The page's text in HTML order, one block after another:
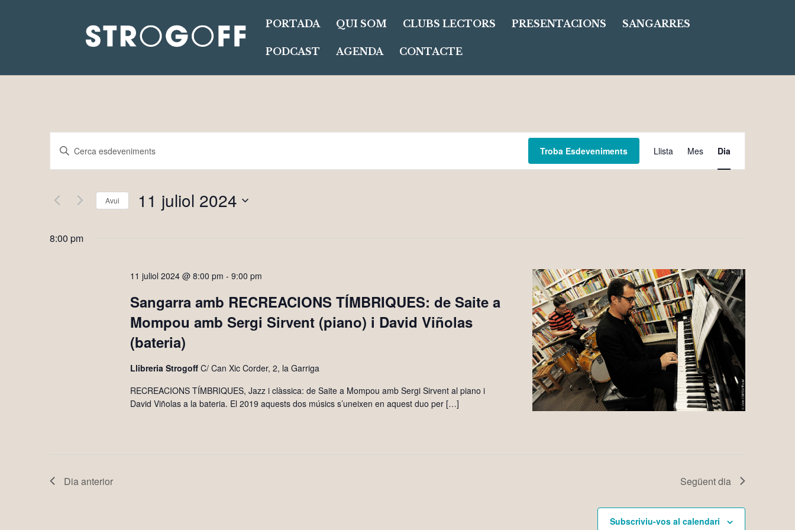
PORTADA QUI SOM CLUBS LECTORS PRESENTACIONS SANGARRES
PODCAST AGENDA CONTACTE
visual
cerca
d'Esdeveniments
Introduïu
clau.
Troba Esdeveniments
de
visualitzacions
Llista Mes Dia
Avui 11 juliol 2024
8:00 pm
11 juliol 2024 @ 8:00 pm - 9:00 pm
Sangarra amb RECREACIONS TÍMBRIQUES: de Saite a
Mompou amb Sergi Sirvent (piano) i David Viñolas
(bateria)
Llibreria Strogoff C/ Can Xic Corder, 2, la Garriga
RECREACIONS TÍMBRIQUES, Jazz i clàssica: de Saite a Mompou amb Sergi Sirvent al piano i
David Viñolas a la bateria. El 2019 aquests dos músics s’uneixen en aquest duo per […]
Dia anterior Següent dia
Subscriviu-vos al calendari